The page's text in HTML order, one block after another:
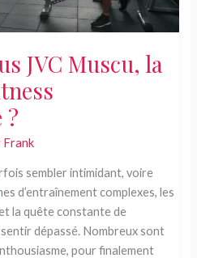
JVC Muscu, la
Frank
sembler intimidant, voire
d’entraînement complexes, les
la quête constante de
dépassé. Nombreux sont
pour finalement